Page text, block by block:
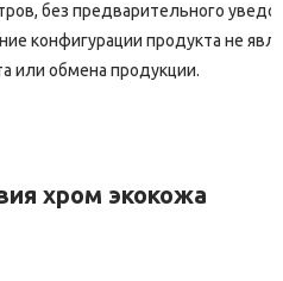
без предварительного
конфигурации продукта не
или обмена продукции.
хром экокожа